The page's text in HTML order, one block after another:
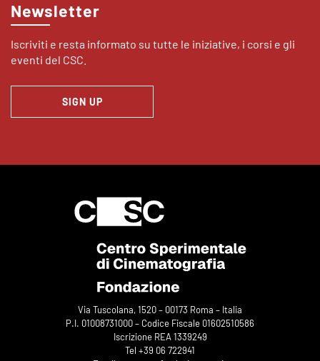
Newsletter
Iscriviti e resta informato su tutte le iniziative, i corsi e gli
eventi del CSC.
SIGN UP
Via Tuscolana, 1520 – 00173 Roma – Italia
P.I. 01008731000 – Codice Fiscale 01602510586
Iscrizione REA 1339249
Tel +39 06 722941